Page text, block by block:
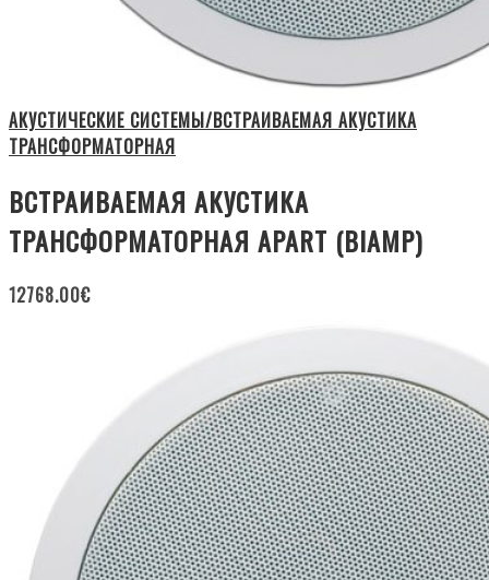
АКУСТИЧЕСКИЕ СИСТЕМЫ/ВСТРАИВАЕМАЯ АКУСТИКА
ТРАНСФОРМАТОРНАЯ
ВСТРАИВАЕМАЯ АКУСТИКА
ТРАНСФОРМАТОРНАЯ APART (BIAMP)
12768.00€